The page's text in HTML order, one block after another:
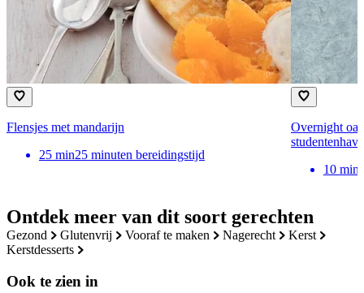
Ontdek meer van dit soort gerechten
gezond glutenvrij vooraf te maken nagerecht
kerst
kerstdesserts
Ook te zien in
Flensjes met mandarijn
25 min25 minuten bereidingstijd
Overnight
10 min